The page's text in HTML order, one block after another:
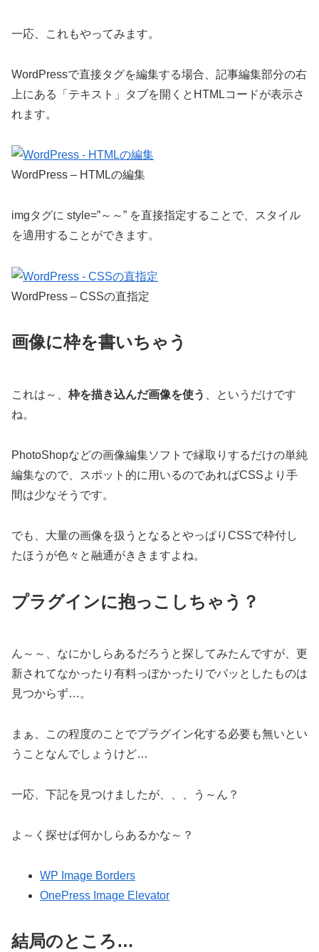
一応、これもやってみます。
WordPressで直接タグを編集する場合、記事編集部分の右
上にある「テキスト」タブを開くとHTMLコードが表示さ
れます。
WordPress – HTMLの編集
imgタグに style=”～～” を直接指定することで、スタイル
を適用することができます。
WordPress – CSSの直指定
画像に枠を書いちゃう
これは～、 枠を描き込んだ画像を使う
、というだけです
ね。
PhotoShopなどの画像編集ソフトで縁取りするだけの単純
編集なので、スポット的に用いるのであればCSSより手
間は少なそうです。
でも、大量の画像を扱うとなるとやっぱりCSSで枠付し
たほうが色々と融通がききますよね。
プラグインに抱っこしちゃう？
ん～～、なにかしらあるだろうと探してみたんですが、更
新されてなかったり有料っぽかったりでパッとしたものは
見つからず…。
まぁ、この程度のことでプラグイン化する必要も無いとい
うことなんでしょうけど…
一応、下記を見つけましたが、、、う～ん？
よ～く探せば何かしらあるかな～？
WP Image Borders
OnePress Image Elevator
結局のところ…